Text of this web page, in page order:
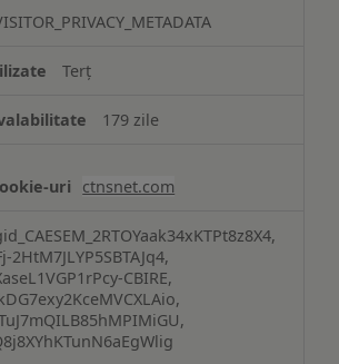
Terț
179 zile
ctnsnet.com
2HtM7JLYP5SBTAJq4,
CBIRE,